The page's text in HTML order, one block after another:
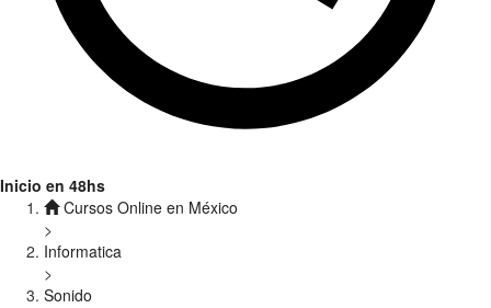
Inicio en 48hs
Cursos Online en México
>
Informatica
>
Sonido